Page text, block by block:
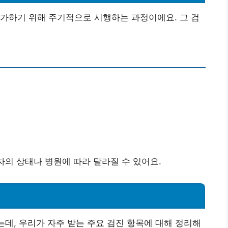
하기 위해 주기적으로 시행하는 과정이에요. 그 검
상태나 병원에 따라 달라질 수 있어요.
, 우리가 자주 받는 주요 검진 항목에 대해 정리해